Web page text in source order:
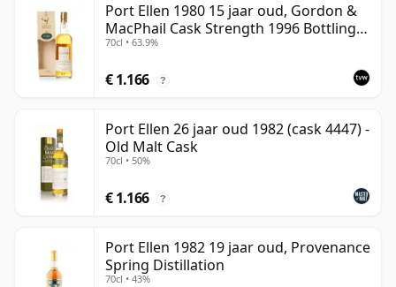
Port Ellen 1980 15 jaar oud, Gordon &
MacPhail Cask Strength 1996 Bottling
with Box
70cl • 63.9%
€ 1.166 ?
Port Ellen 26 jaar oud 1982 (cask 4447) -
Old Malt Cask
70cl • 50%
€ 1.166 ?
Port Ellen 1982 19 jaar oud, Provenance
Spring Distillation
70cl • 43%